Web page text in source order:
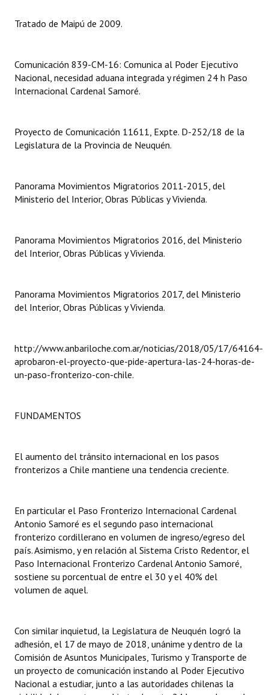
Comunicaciones
Declaraciones
Resoluciones de Presidencia
Antiguos Pobladores
Registros y Distinciones
Premio al Mérito - Registro
Audiencias Públicas - Registro
Periodistas Decanos - Registro
Banca del Vecino - Registro
Antiguos Pobladores - Registro
Bariloche, Municipio intercultural
Entrega de distinciones
REFORMA DE LA CARTA ORGÁNICA
Tratado de Maipú de 2009.
Comunicación 839-CM-16: Comunica al Poder Ejecutivo
Nacional, necesidad aduana integrada y régimen 24 h Paso
Internacional Cardenal Samoré.
Proyecto de Comunicación 11611, Expte. D-252/18 de la
Legislatura de la Provincia de Neuquén.
Panorama Movimientos Migratorios 2011-2015, del
Ministerio del Interior, Obras Públicas y Vivienda.
Panorama Movimientos Migratorios 2016, del Ministerio
del Interior, Obras Públicas y Vivienda.
Panorama Movimientos Migratorios 2017, del Ministerio
del Interior, Obras Públicas y Vivienda.
http://www.anbariloche.com.ar/noticias/2018/05/17/64164-
aprobaron-el-proyecto-que-pide-apertura-las-24-horas-de-
un-paso-fronterizo-con-chile.
FUNDAMENTOS
El aumento del tránsito internacional en los pasos
fronterizos a Chile mantiene una tendencia creciente.
En particular el Paso Fronterizo Internacional Cardenal
Antonio Samoré es el segundo paso internacional
fronterizo cordillerano en volumen de ingreso/egreso del
país. Asimismo, y en relación al Sistema Cristo Redentor, el
Paso Internacional Fronterizo Cardenal Antonio Samoré,
sostiene su porcentual de entre el 30 y el 40% del
volumen de aquel.
Con similar inquietud, la Legislatura de Neuquén logró la
adhesión, el 17 de mayo de 2018, unánime y dentro de la
Comisión de Asuntos Municipales, Turismo y Transporte de
un proyecto de comunicación instando al Poder Ejecutivo
Nacional a estudiar, junto a las autoridades chilenas la